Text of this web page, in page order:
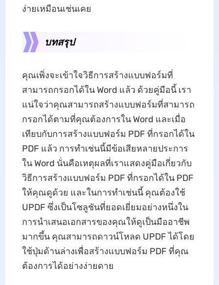
ง่ายเหมือนเช่นเคย
บทสรุป
คุณเพิ่งจะเข้าใจวิธีการสร้างแบบฟอร์มที่
สามารถกรอกได้ใน Word แล้ว ด้วยคู่มือนี้ เรา
แน่ใจว่าคุณสามารถสร้างแบบฟอร์มที่สามารถ
กรอกได้ตามที่คุณต้องการใน Word และเมื่อ
เทียบกับการสร้างแบบฟอร์ม PDF ที่กรอกได้ใน
PDF แล้ว การทำเช่นนี้มีข้อเสียหลายประการ
ใน Word นั่นคือเหตุผลที่เราแสดงคู่มือเกี่ยวกับ
วิธีการสร้างแบบฟอร์ม PDF ที่กรอกได้ใน PDF
ให้คุณดูด้วย และในการทำเช่นนี้ คุณต้องใช้
UPDF ซึ่งเป็นโซลูชันที่ยอดเยี่ยมอย่างหนึ่งใน
การนำเสนอเอกสารของคุณให้ดูเป็นมืออาชีพ
มากขึ้น คุณสามารถดาวน์โหลด UPDF ได้โดย
ใช้ปุ่มด้านล่างเพื่อสร้างแบบฟอร์ม PDF ที่คุณ
ต้องการได้อย่างง่ายดาย